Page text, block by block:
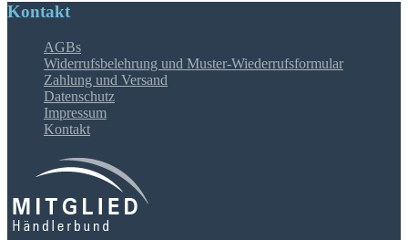
Kontakt
AGBs
Widerrufsbelehrung und Muster-Wiederrufsformular
Zahlung und Versand
Datenschutz
Impressum
Kontakt